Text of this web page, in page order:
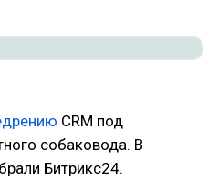
CRM под
собаковода. В
Битрикс24.